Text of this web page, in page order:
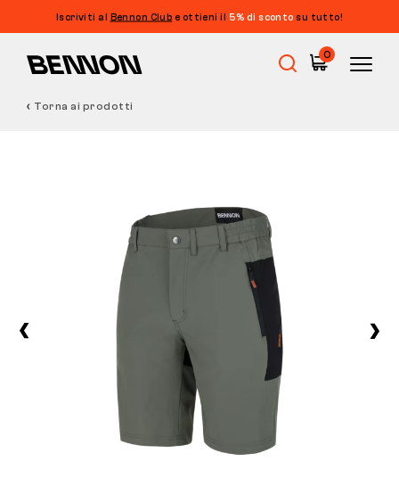
Iscriviti al Bennon Club e ottieni il 5% di sconto su tutto!
0
Calzature casual
Torna ai prodotti